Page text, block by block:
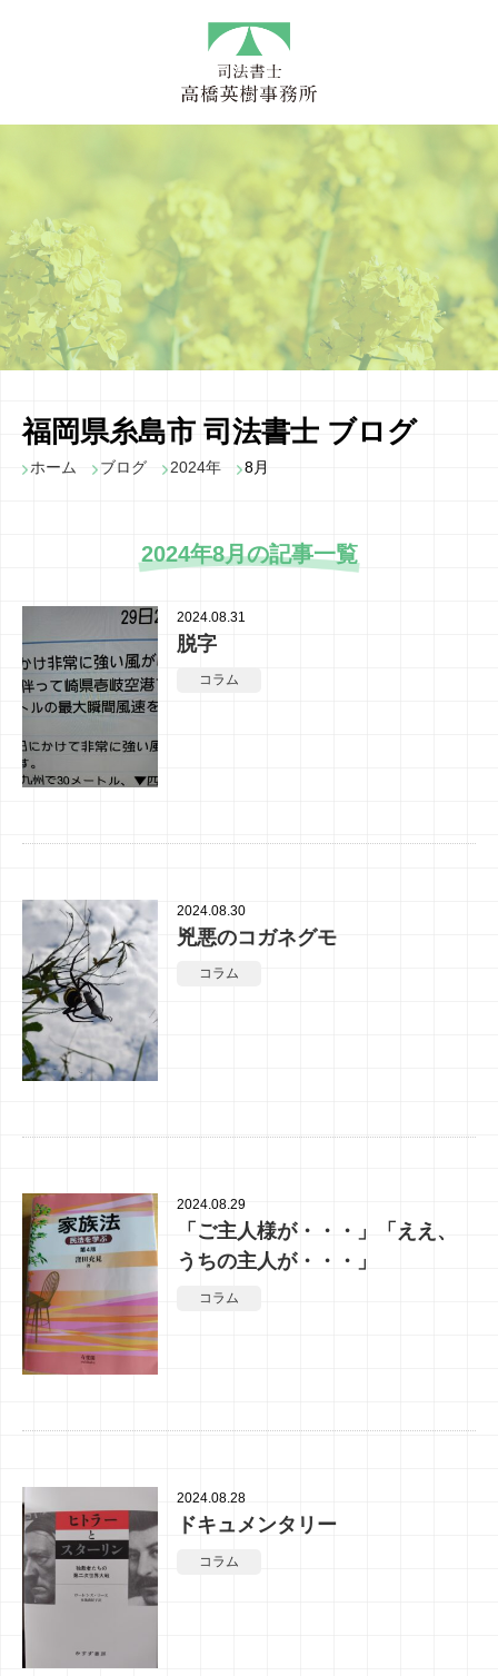
福岡県糸島市 司法書士 ブログ
ホーム ブログ 2024年 8月
2024年8月の記事一覧
2024.08.31
脱字
コラム
2024.08.30
兇悪のコガネグモ
コラム
2024.08.29
「ご主人様が・・・」「ええ、
うちの主人が・・・」
コラム
2024.08.28
ドキュメンタリー
コラム